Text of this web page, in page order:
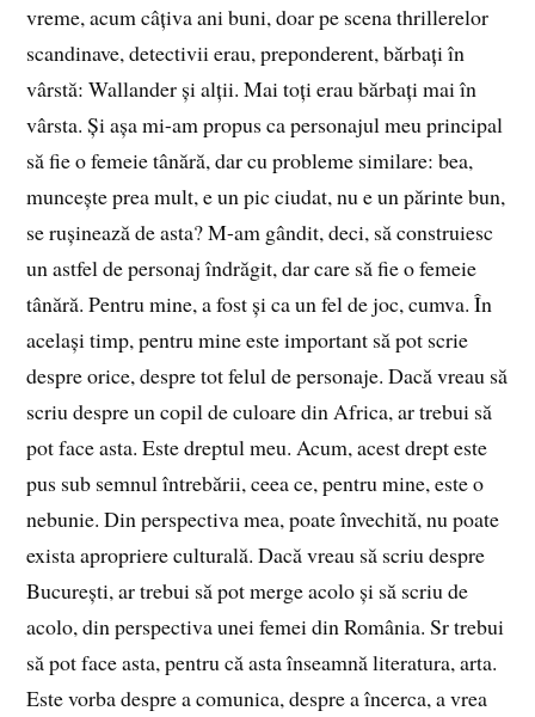
vreme, acum câțiva ani buni, doar pe scena thrillerelor
scandinave, detectivii erau, preponderent, bărbați în
vârstă: Wallander și alții. Mai toți erau bărbați mai în
vârsta. Și așa mi-am propus ca personajul meu principal
să fie o femeie tânără, dar cu probleme similare: bea,
muncește prea mult, e un pic ciudat, nu e un părinte bun,
se rușinează de asta? M-am gândit, deci, să construiesc
un astfel de personaj îndrăgit, dar care să fie o femeie
tânără. Pentru mine, a fost și ca un fel de joc, cumva. În
același timp, pentru mine este important să pot scrie
despre orice, despre tot felul de personaje. Dacă vreau să
scriu despre un copil de culoare din Africa, ar trebui să
pot face asta. Este dreptul meu. Acum, acest drept este
pus sub semnul întrebării, ceea ce, pentru mine, este o
nebunie. Din perspectiva mea, poate învechită, nu poate
exista apropriere culturală. Dacă vreau să scriu despre
București, ar trebui să pot merge acolo și să scriu de
acolo, din perspectiva unei femei din România. Sr trebui
să pot face asta, pentru că asta înseamnă literatura, arta.
Este vorba despre a comunica, despre a încerca, a vrea